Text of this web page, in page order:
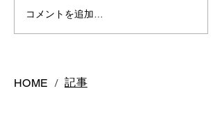
熊本で結婚指輪を選ぶ予
算はどれくらい？相場と
コメントを追加…
HOME / 記事